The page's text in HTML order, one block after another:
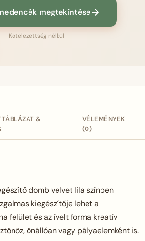
megtekintése
Kötelezettség nélkül
&
VÉLEMÉNYEK
(0)
domb velvet lila színben
kiegészítője lehet a
felület és az ívelt forma kreatív
önállóan vagy pályaelemként is.